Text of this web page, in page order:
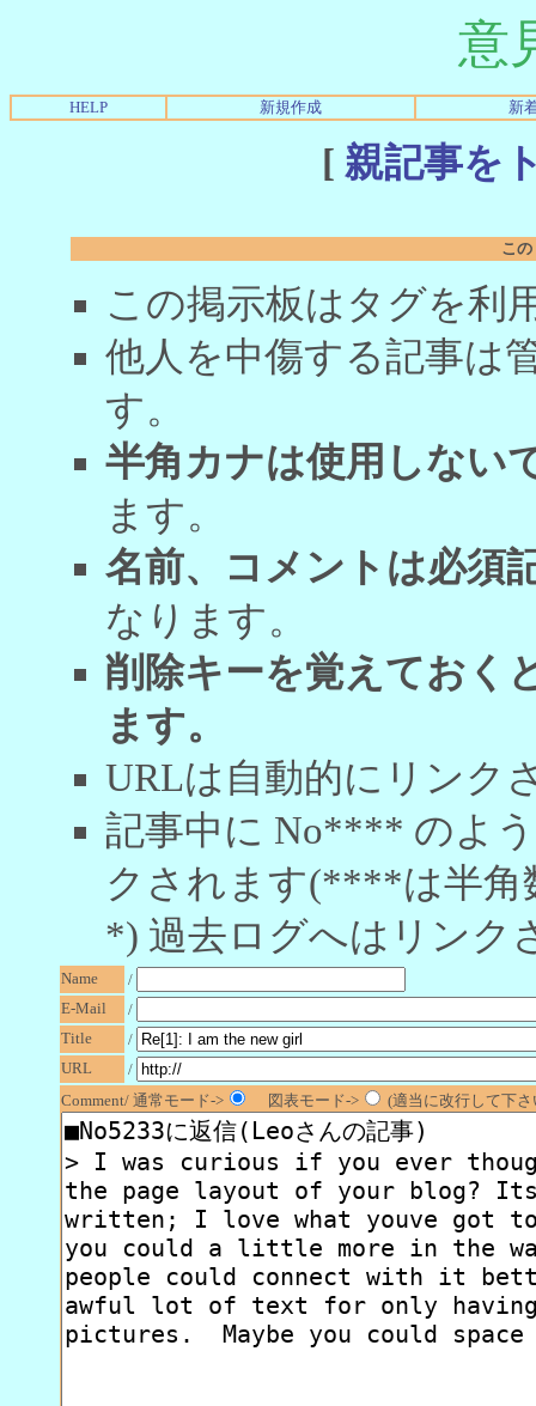
意
HELP 新規作成 新
[ 親記事を
こ
この掲示板はタグを利
他人を中傷する記事は
す。
半角カナは使用しない
ます。
名前、コメントは必須
なります。
削除キーを覚えておく
ます。
URLは自動的にリンク
記事中に No**** のよ
クされます(****は半角
*) 過去ログへはリンク
Name
/
E-Mail
/
Title
/
URL
/
Comment/ 通常モード->
図表モード-> (適当に改行して下